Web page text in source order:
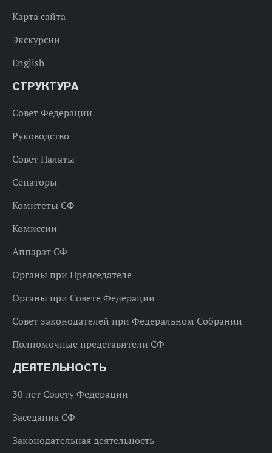
Карта сайта
Экскурсии
English
СТРУКТУРА
Совет Федерации
Руководство
Совет Палаты
Сенаторы
Комитеты СФ
Комиссии
Аппарат СФ
Органы при Председателе
Органы при Совете Федерации
Совет законодателей при Федеральном Собрании
Полномочные представители СФ
ДЕЯТЕЛЬНОСТЬ
30 лет Совету Федерации
Заседания СФ
Законодательная деятельность